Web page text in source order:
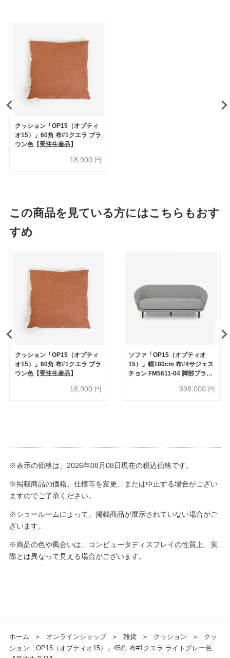
クッション「OP15（オプティ
オ15）」60角 布#1クエラ ブラ
ウン色【受注生産品】
18,900 円
この商品を見ている方にはこちらもおす
すめ
クッション「OP15（オプティ
オ15）」60角 布#1クエラ ブラ
ウン色【受注生産品】
18,900 円
ソファ「OP15（オプティオ
15）」幅180cm 布#4サジェス
チョン FM5611-04 脚部ブラッ
398,000 円
※表示の価格は、2026年08月08日現在の税込価格です。
※掲載商品の価格、仕様等を変更、または中止する場合がござい
ますのでご了承ください。
※ショールームによって、掲載商品が展示されていない場合がご
ざいます。
※商品の色や風合いは、コンピュータディスプレイの性質上、実
際とは異なって見える場合がございます。
ホーム ＞ オンラインショップ ＞ 雑貨 ＞ クッション ＞
クッ
ション「OP15（オプティオ15）」45角 布#1クエラ ライトグレー色